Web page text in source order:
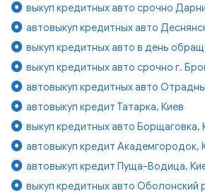
выкуп кредитных авто срочно
автовыкуп кредитных авто
выкуп кредитных авто в день
выкуп кредитных авто срочно г.
автовыкуп кредитных авто
автовыкуп кредит Татарка, Киев
выкуп кредитных авто Борщаговка,
автовыкуп кредит Академгородок,
автовыкуп кредит Пуща-Водица,
выкуп кредитных авто Оболонский